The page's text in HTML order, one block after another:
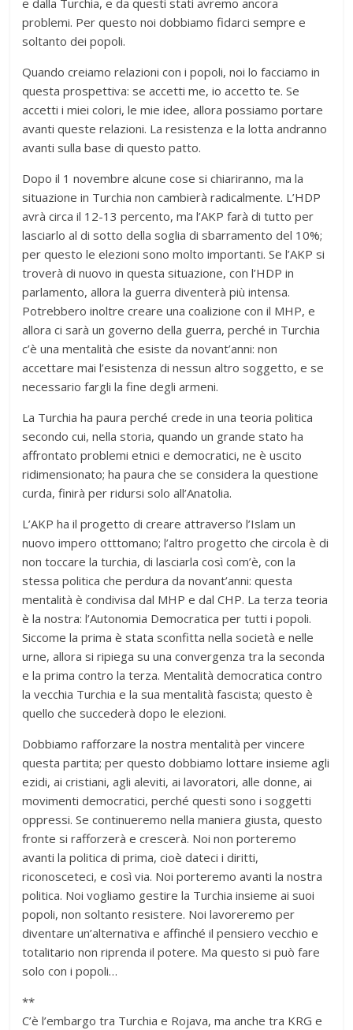
problemi. Per questo noi dobbiamo fidarci sempre e
soltanto dei popoli.
Quando creiamo relazioni con i popoli, noi lo facciamo in
questa prospettiva: se accetti me, io accetto te. Se
accetti i miei colori, le mie idee, allora possiamo portare
avanti queste relazioni. La resistenza e la lotta andranno
avanti sulla base di questo patto.
Dopo il 1 novembre alcune cose si chiariranno, ma la
situazione in Turchia non cambierà radicalmente. L’HDP
avrà circa il 12-13 percento, ma l’AKP farà di tutto per
lasciarlo al di sotto della soglia di sbarramento del 10%;
per questo le elezioni sono molto importanti. Se l’AKP si
troverà di nuovo in questa situazione, con l’HDP in
parlamento, allora la guerra diventerà più intensa.
Potrebbero inoltre creare una coalizione con il MHP, e
allora ci sarà un governo della guerra, perché in Turchia
c’è una mentalità che esiste da novant’anni: non
accettare mai l’esistenza di nessun altro soggetto, e se
necessario fargli la fine degli armeni.
La Turchia ha paura perché crede in una teoria politica
secondo cui, nella storia, quando un grande stato ha
affrontato problemi etnici e democratici, ne è uscito
ridimensionato; ha paura che se considera la questione
curda, finirà per ridursi solo all’Anatolia.
L’AKP ha il progetto di creare attraverso l’Islam un
nuovo impero otttomano; l’altro progetto che circola è di
non toccare la turchia, di lasciarla così com’è, con la
stessa politica che perdura da novant’anni: questa
mentalità è condivisa dal MHP e dal CHP. La terza teoria
è la nostra: l’Autonomia Democratica per tutti i popoli.
Siccome la prima è stata sconfitta nella società e nelle
urne, allora si ripiega su una convergenza tra la seconda
e la prima contro la terza. Mentalità democratica contro
la vecchia Turchia e la sua mentalità fascista; questo è
quello che succederà dopo le elezioni.
Dobbiamo rafforzare la nostra mentalità per vincere
questa partita; per questo dobbiamo lottare insieme agli
ezidi, ai cristiani, agli aleviti, ai lavoratori, alle donne, ai
movimenti democratici, perché questi sono i soggetti
oppressi. Se continueremo nella maniera giusta, questo
fronte si rafforzerà e crescerà. Noi non porteremo
avanti la politica di prima, cioè dateci i diritti,
riconosceteci, e così via. Noi porteremo avanti la nostra
politica. Noi vogliamo gestire la Turchia insieme ai suoi
popoli, non soltanto resistere. Noi lavoreremo per
diventare un’alternativa e affinché il pensiero vecchio e
totalitario non riprenda il potere. Ma questo si può fare
solo con i popoli…
**
C’è l’embargo tra Turchia e Rojava, ma anche tra KRG e